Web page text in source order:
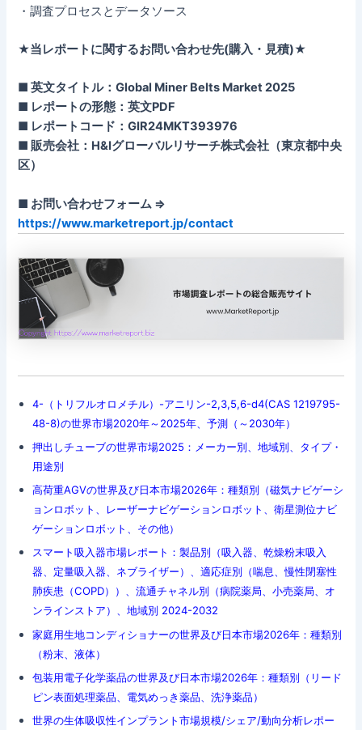
・調査プロセスとデータソース
★当レポートに関するお問い合わせ先(購入・見積)★
■ 英文タイトル：Global Miner Belts Market 2025
■ レポートの形態：英文PDF
■ レポートコード：GIR24MKT393976
■ 販売会社：H&Iグローバルリサーチ株式会社（東京都中央
区）
■ お問い合わせフォーム ⇒
https://www.marketreport.jp/contact
4-（トリフルオロメチル）-アニリン-2,3,5,6-d4(CAS 1219795-
48-8)の世界市場2020年～2025年、予測（～2030年）
押出しチューブの世界市場2025：メーカー別、地域別、タイプ・
用途別
高荷重AGVの世界及び日本市場2026年：種類別（磁気ナビゲーシ
ョンロボット、レーザーナビゲーションロボット、衛星測位ナビ
ゲーションロボット、その他）
スマート吸入器市場レポート：製品別（吸入器、乾燥粉末吸入
器、定量吸入器、ネブライザー）、適応症別（喘息、慢性閉塞性
肺疾患（COPD））、流通チャネル別（病院薬局、小売薬局、オ
ンラインストア）、地域別 2024-2032
家庭用生地コンディショナーの世界及び日本市場2026年：種類別
（粉末、液体）
包装用電子化学薬品の世界及び日本市場2026年：種類別（リード
ピン表面処理薬品、電気めっき薬品、洗浄薬品）
世界の生体吸収性インプラント市場規模/シェア/動向分析レポー